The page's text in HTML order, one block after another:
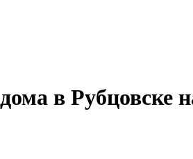
в Рубцовске